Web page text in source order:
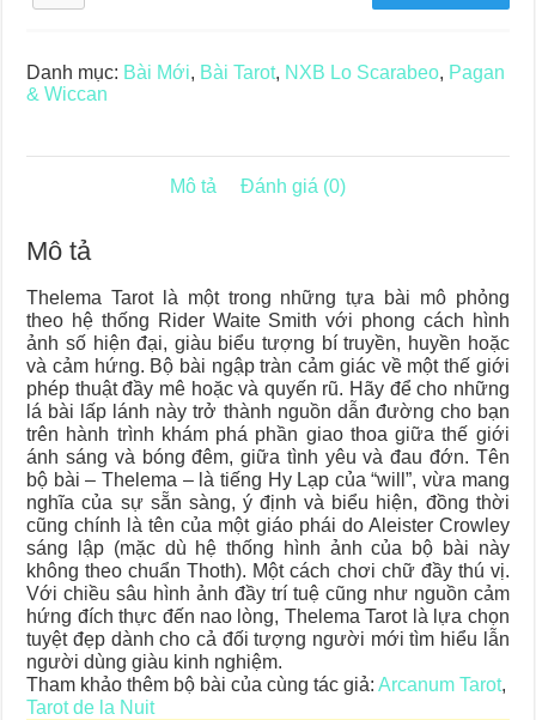
Danh mục: Bài Mới, Bài Tarot, NXB Lo Scarabeo, Pagan
& Wiccan
Mô tả Đánh giá (0)
Mô tả
Thelema Tarot là một trong những tựa bài mô phỏng
theo hệ thống Rider Waite Smith với phong cách hình
ảnh số hiện đại, giàu biểu tượng bí truyền, huyền hoặc
và cảm hứng. Bộ bài ngập tràn cảm giác về một thế giới
phép thuật đầy mê hoặc và quyến rũ. Hãy để cho những
lá bài lấp lánh này trở thành nguồn dẫn đường cho bạn
trên hành trình khám phá phần giao thoa giữa thế giới
ánh sáng và bóng đêm, giữa tình yêu và đau đớn. Tên
bộ bài – Thelema – là tiếng Hy Lạp của “will”, vừa mang
nghĩa của sự sẵn sàng, ý định và biểu hiện, đồng thời
cũng chính là tên của một giáo phái do Aleister Crowley
sáng lập (mặc dù hệ thống hình ảnh của bộ bài này
không theo chuẩn Thoth). Một cách chơi chữ đầy thú vị.
Với chiều sâu hình ảnh đầy trí tuệ cũng như nguồn cảm
hứng đích thực đến nao lòng, Thelema Tarot là lựa chọn
tuyệt đẹp dành cho cả đối tượng người mới tìm hiểu lẫn
người dùng giàu kinh nghiệm.
Tham khảo thêm bộ bài của cùng tác giả:Arcanum Tarot,
Tarot de la Nuit